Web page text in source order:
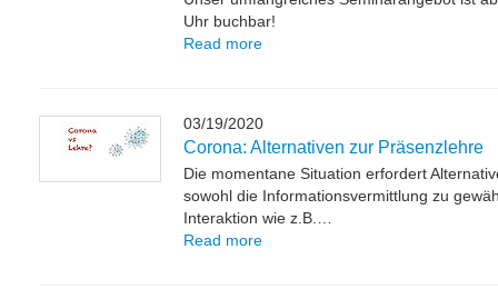
Uhr buchbar!
Read more
03/19/2020
Corona: Alternativen zur Präsenzlehre
Die momentane Situation erfordert
sowohl die Informationsvermittlung zu
Interaktion wie z.B.…
Read more